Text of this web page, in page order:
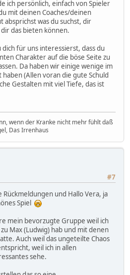
ich persönlich, einfach von Spieler
mit deinen Coaches/deinen
absprichst was du suchst, dir
das bieten können.
dich für uns interessierst, dass du
Charakter auf die böse Seite zu
Da haben wir einige wenige im
(Allen voran die gute Schuld
Gestalten mit viel Tiefe, das ist
wenn der Kranke nicht mehr fühlt daß
Das Irrenhaus
#7
und Hallo Vera, ja
Spiel
mein bevorzugte Gruppe weil ich
Max (Ludwig) hab und mit denen
Auch weil das ungeteilte Chaos
weil ich in allen
sehe.